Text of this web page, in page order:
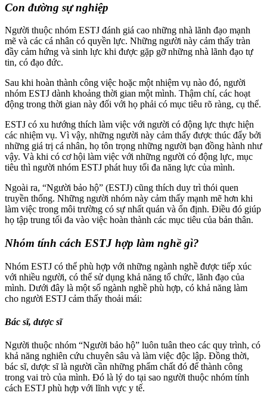
Con đường sự nghiệp
Người thuộc nhóm ESTJ đánh giá cao những nhà lãnh đạo mạnh
mẽ và các cá nhân có quyền lực. Những người này cảm thấy tràn
đầy cảm hứng và sinh lực khi được gặp gỡ những nhà lãnh đạo tự
tin, có đạo đức.
Sau khi hoàn thành công việc hoặc một nhiệm vụ nào đó, người
nhóm ESTJ dành khoảng thời gian một mình. Thậm chí, các hoạt
động trong thời gian này đối với họ phải có mục tiêu rõ ràng, cụ thể.
ESTJ có xu hướng thích làm việc với người có động lực thực hiện
các nhiệm vụ. Vì vậy, những người này cảm thấy được thúc đẩy bởi
những giá trị cá nhân, họ tôn trọng những người bạn đồng hành như
vậy. Và khi có cơ hội làm việc với những người có động lực, mục
tiêu thì người nhóm ESTJ phát huy tối đa năng lực của mình.
Ngoài ra, “Người bảo hộ” (ESTJ) cũng thích duy trì thói quen
truyền thống. Những người nhóm này cảm thấy mạnh mẽ hơn khi
làm việc trong môi trường có sự nhất quán và ổn định. Điều đó giúp
họ tập trung tối đa vào việc hoàn thành các mục tiêu của bản thân.
Nhóm tính cách ESTJ hợp làm nghề gì?
Nhóm ESTJ có thể phù hợp với những ngành nghề được tiếp xúc
với nhiều người, có thể sử dụng khả năng tổ chức, lãnh đạo của
mình. Dưới đây là một số ngành nghề phù hợp, có khả năng làm
cho người ESTJ cảm thấy thoải mái:
Bác sĩ, dược sĩ
Người thuộc nhóm “Người bảo hộ” luôn tuân theo các quy trình, có
khả năng nghiên cứu chuyên sâu và làm việc độc lập. Đồng thời,
bác sĩ, dược sĩ là người cần những phẩm chất đó để thành công
trong vai trò của mình. Đó là lý do tại sao người thuộc nhóm tính
cách ESTJ phù hợp với lĩnh vực y tế.